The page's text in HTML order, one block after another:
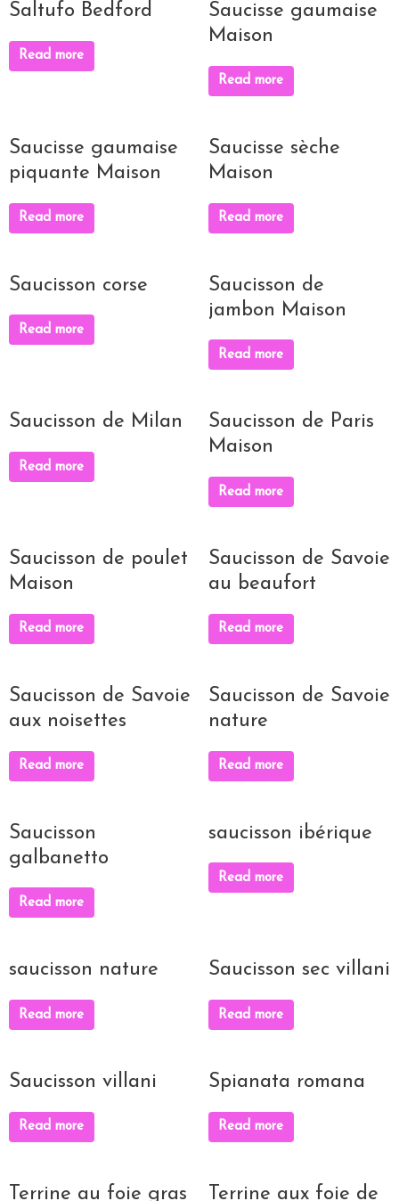
Saltufo Bedford
Read more
Saucisse gaumaise
Maison
Read more
Saucisse gaumaise
piquante Maison
Read more
Saucisse sèche
Maison
Read more
Saucisson corse
Read more
Saucisson de
jambon Maison
Read more
Saucisson de Milan
Read more
Saucisson de Paris
Maison
Read more
Saucisson de poulet
Maison
Read more
Saucisson de Savoie
au beaufort
Read more
Saucisson de Savoie
aux noisettes
Read more
Saucisson de Savoie
nature
Read more
Saucisson
galbanetto
Read more
saucisson ibérique
Read more
saucisson nature
Read more
Saucisson sec villani
Read more
Saucisson villani
Read more
Spianata romana
Read more
Terrine au foie gras
Terrine aux foie de